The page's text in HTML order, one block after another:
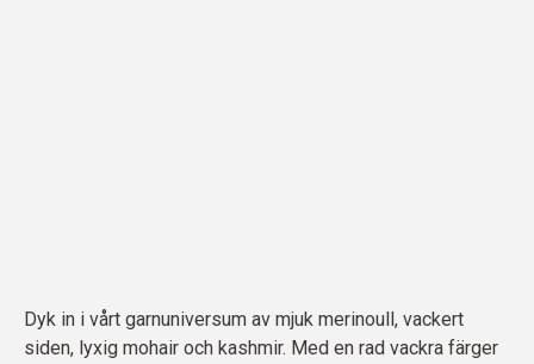
Dyk in i vårt garnuniversum av mjuk merinoull, vackert
siden, lyxig mohair och kashmir. Med en rad vackra färger